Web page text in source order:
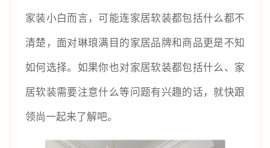
家装小白而言，可能连家居软装都包括什么都不
清楚，面对琳琅满目的家居品牌和商品更是不知
如何选择。如果你也对家居软装都包括什么、家
居软装需要注意什么等问题有兴趣的话，就快跟
领尚一起来了解吧。